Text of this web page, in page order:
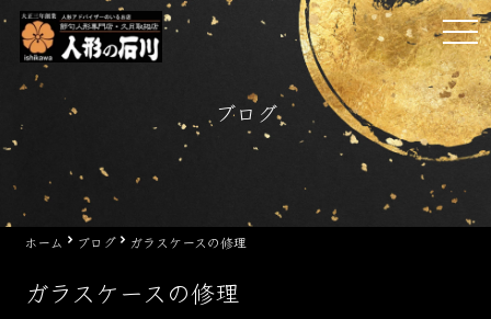
Skip
content
ブログ
ホーム ブログ ガラスケースの修理
ガラスケースの修理